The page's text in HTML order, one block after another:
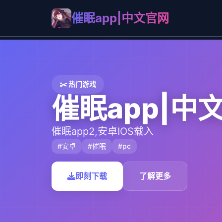
催眠app|中文官网
✂️ 热门游戏
催眠app|中
催眠app2,安卓IOS载入
#安卓 #催眠 #pc
即刻下载 了解更多